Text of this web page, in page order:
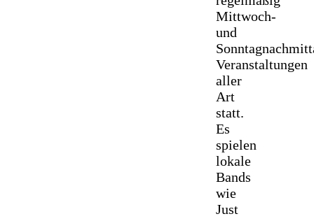
Mittwoch-
und
Veranstaltungen
aller
Art
statt.
Es
spielen
lokale
Bands
wie
Just